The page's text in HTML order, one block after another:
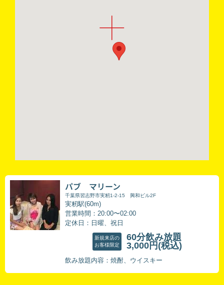
パブ マリーン
千葉県習志野市実籾1-2-15 興和ビル2F
実籾駅(60m)
営業時間：20:00〜02:00
定休日：日曜、祝日
新規来店の
お客様限定
60分飲み放題
3,000円 (税込)
飲み放題内容：焼酎、ウイスキー